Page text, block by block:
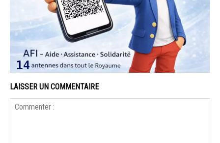
LAISSER UN COMMENTAIRE